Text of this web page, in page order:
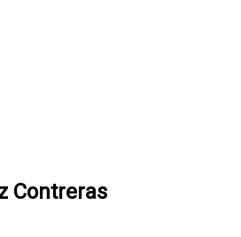
Contreras